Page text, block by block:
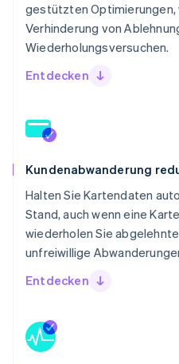
gestützten
Verhinderung von
Wiederholungsversuchen.
Entdecken
Kundenabwanderung
Halten Sie Kartendaten
Stand, auch wenn eine
wiederholen Sie
unfreiwillige
Entdecken